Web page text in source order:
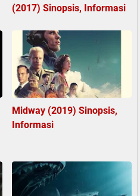
(2017) Sinopsis, Informasi
Midway (2019) Sinopsis,
Informasi